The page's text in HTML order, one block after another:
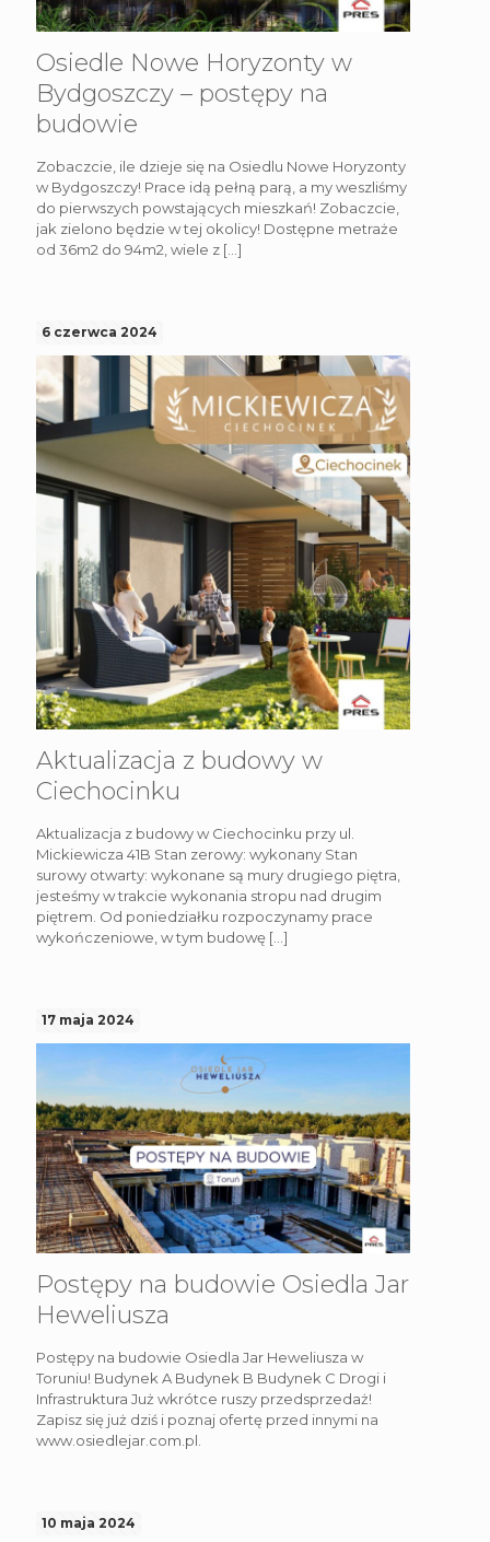
Osiedle Nowe Horyzonty w
Bydgoszczy – postępy na
budowie
Zobaczcie, ile dzieje się na Osiedlu Nowe Horyzonty
w Bydgoszczy! Prace idą pełną parą, a my weszliśmy
do pierwszych powstających mieszkań! Zobaczcie,
jak zielono będzie w tej okolicy! Dostępne metraże
od 36m2 do 94m2, wiele z […]
6 czerwca 2024
Aktualizacja z budowy w
Ciechocinku
Aktualizacja z budowy w Ciechocinku przy ul.
Mickiewicza 41B Stan zerowy: wykonany Stan
surowy otwarty: wykonane są mury drugiego piętra,
jesteśmy w trakcie wykonania stropu nad drugim
piętrem. Od poniedziałku rozpoczynamy prace
wykończeniowe, w tym budowę […]
17 maja 2024
Postępy na budowie Osiedla Jar
Heweliusza
Postępy na budowie Osiedla Jar Heweliusza w
Toruniu! Budynek A Budynek B Budynek C Drogi i
Infrastruktura Już wkrótce ruszy przedsprzedaż!
Zapisz się już dziś i poznaj ofertę przed innymi na
www.osiedlejar.com.pl.
10 maja 2024